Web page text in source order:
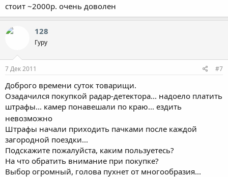
стоит ~2000р. очень доволен
128
Гуру
7 Дек 2011 #7
Доброго времени суток товарищи.
Озадачился покупкой радар-детектора... надоело платить
штрафы... камер понавешали по краю... ездить
невозможно
Штрафы начали приходить пачками после каждой
загородной поездки...
Подскажите пожалуйста, каким пользуетесь?
На что обратить внимание при покупке?
Выбор огромный, голова пухнет от многообразия...